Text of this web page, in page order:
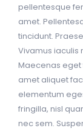
pellentesque
amet.
tincidunt.
Vivamus iaculis
Maecenas eget
amet aliquet
elementum
fringilla, nisl
nec sem.